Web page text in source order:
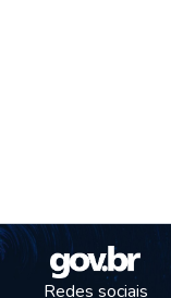
Redes sociais